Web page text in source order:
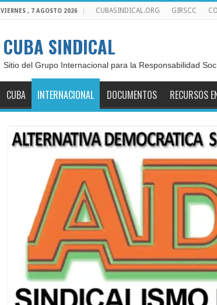
VIERNES , 7 AGOSTO 2026 CUBASINDICAL.ORG GIRSCC
CUBA SINDICAL
Sitio del Grupo Internacional para la Responsabilidad
CUBA INTERNACIONAL DOCUMENTOS RECURSOS